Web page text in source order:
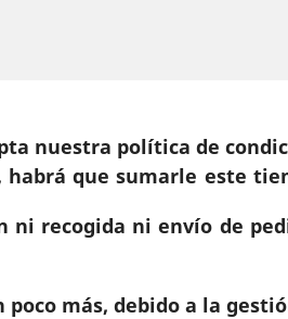
nuestra política de
que sumarle este
ni recogida ni envío de
más, debido a la